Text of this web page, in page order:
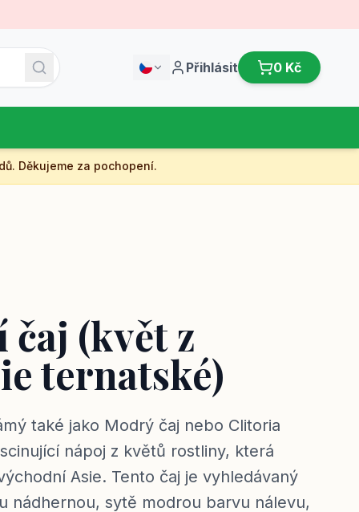
Přihlásit 0 Kč
Děkujeme za pochopení.
(květ z
ternatské)
také jako Modrý čaj nebo Clitoria
nápoj z květů rostliny, která
Asie. Tento čaj je vyhledávaný
nádhernou, sytě modrou barvu nálevu,